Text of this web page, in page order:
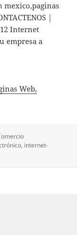
mexico,paginas
|
Internet
empresa a
Web,
, internet-